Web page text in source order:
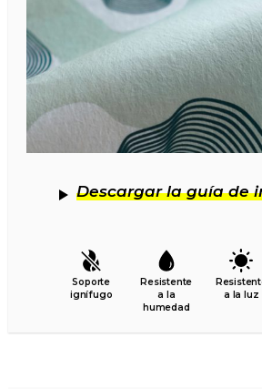
Descargar la guía de
Soporte
ignífugo
Resistente
a la
humedad
a la luz